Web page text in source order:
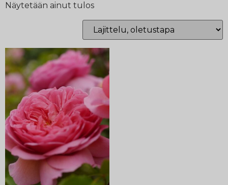
Näytetään ainut tulos